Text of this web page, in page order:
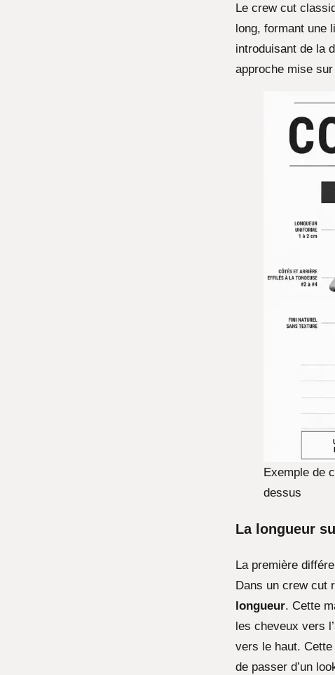
Le crew cut
long, formant une
introduisant de la
approche mise
Exemple de
dessus
La longueur
La première
Dans un crew cut
longueur. Cette
les cheveux vers
vers le haut.
de passer d’un